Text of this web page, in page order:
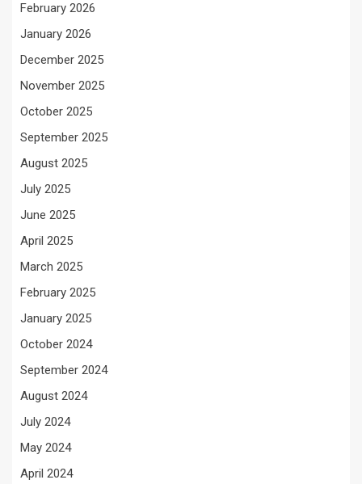
February 2026
January 2026
December 2025
November 2025
October 2025
September 2025
August 2025
July 2025
June 2025
April 2025
March 2025
February 2025
January 2025
October 2024
September 2024
August 2024
July 2024
May 2024
April 2024